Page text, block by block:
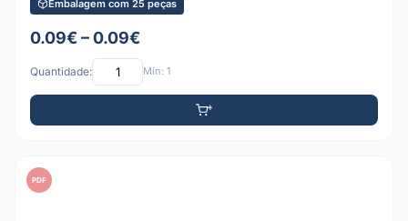
Embalagem com 25 peças
0.09€ – 0.09€
Quantidade: Mín: 1
PDF